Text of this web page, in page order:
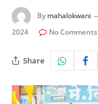
By mahalokwani
2024
No Comments
Share